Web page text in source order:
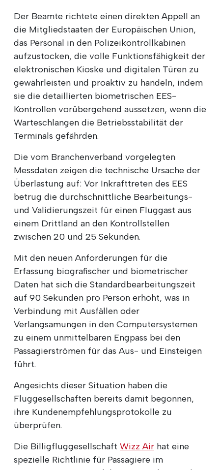
Der Beamte richtete einen direkten Appell an
die Mitgliedstaaten der Europäischen Union,
das Personal in den Polizeikontrollkabinen
aufzustocken, die volle Funktionsfähigkeit der
elektronischen Kioske und digitalen Türen zu
gewährleisten und proaktiv zu handeln, indem
sie die detaillierten biometrischen EES-
Kontrollen vorübergehend aussetzen, wenn die
Warteschlangen die Betriebsstabilität der
Terminals gefährden.
Die vom Branchenverband vorgelegten
Messdaten zeigen die technische Ursache der
Überlastung auf: Vor Inkrafttreten des EES
betrug die durchschnittliche Bearbeitungs-
und Validierungszeit für einen Fluggast aus
einem Drittland an den Kontrollstellen
zwischen 20 und 25 Sekunden.
Mit den neuen Anforderungen für die
Erfassung biografischer und biometrischer
Daten hat sich die Standardbearbeitungszeit
auf 90 Sekunden pro Person erhöht, was in
Verbindung mit Ausfällen oder
Verlangsamungen in den Computersystemen
zu einem unmittelbaren Engpass bei den
Passagierströmen für das Aus- und Einsteigen
führt.
Angesichts dieser Situation haben die
Fluggesellschaften bereits damit begonnen,
ihre Kundenempfehlungsprotokolle zu
überprüfen.
Die Billigfluggesellschaft Wizz Air hat eine
spezielle Richtlinie für Passagiere im